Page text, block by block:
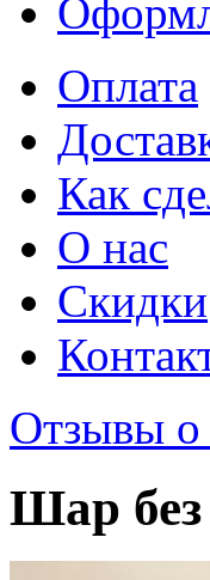
Оплата
Как
О нас
Скидки
Отзывы о
Шар без